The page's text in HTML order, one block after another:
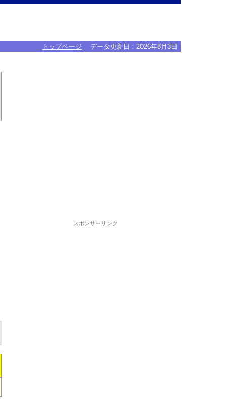
トップページ データ更新日： 2026年8月3日
スポンサーリンク